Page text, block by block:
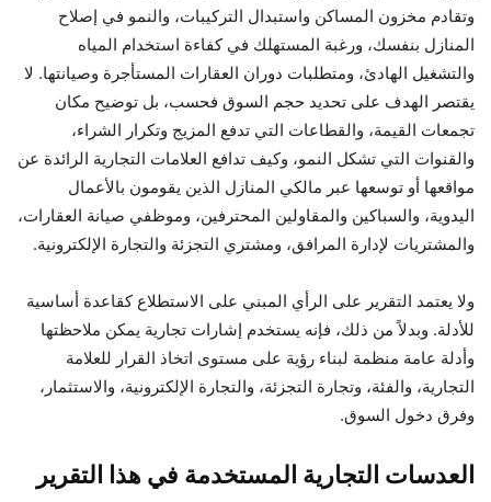
وتقادم مخزون المساكن واستبدال التركيبات، والنمو في إصلاح
المنازل بنفسك، ورغبة المستهلك في كفاءة استخدام المياه
والتشغيل الهادئ، ومتطلبات دوران العقارات المستأجرة وصيانتها. لا
يقتصر الهدف على تحديد حجم السوق فحسب، بل توضيح مكان
تجمعات القيمة، والقطاعات التي تدفع المزيج وتكرار الشراء،
والقنوات التي تشكل النمو، وكيف تدافع العلامات التجارية الرائدة عن
مواقعها أو توسعها عبر مالكي المنازل الذين يقومون بالأعمال
اليدوية، والسباكين والمقاولين المحترفين، وموظفي صيانة العقارات،
والمشتريات لإدارة المرافق، ومشتري التجزئة والتجارة الإلكترونية.
ولا يعتمد التقرير على الرأي المبني على الاستطلاع كقاعدة أساسية
للأدلة. وبدلاً من ذلك، فإنه يستخدم إشارات تجارية يمكن ملاحظتها
وأدلة عامة منظمة لبناء رؤية على مستوى اتخاذ القرار للعلامة
التجارية، والفئة، وتجارة التجزئة، والتجارة الإلكترونية، والاستثمار،
وفرق دخول السوق.
العدسات التجارية المستخدمة في هذا التقرير